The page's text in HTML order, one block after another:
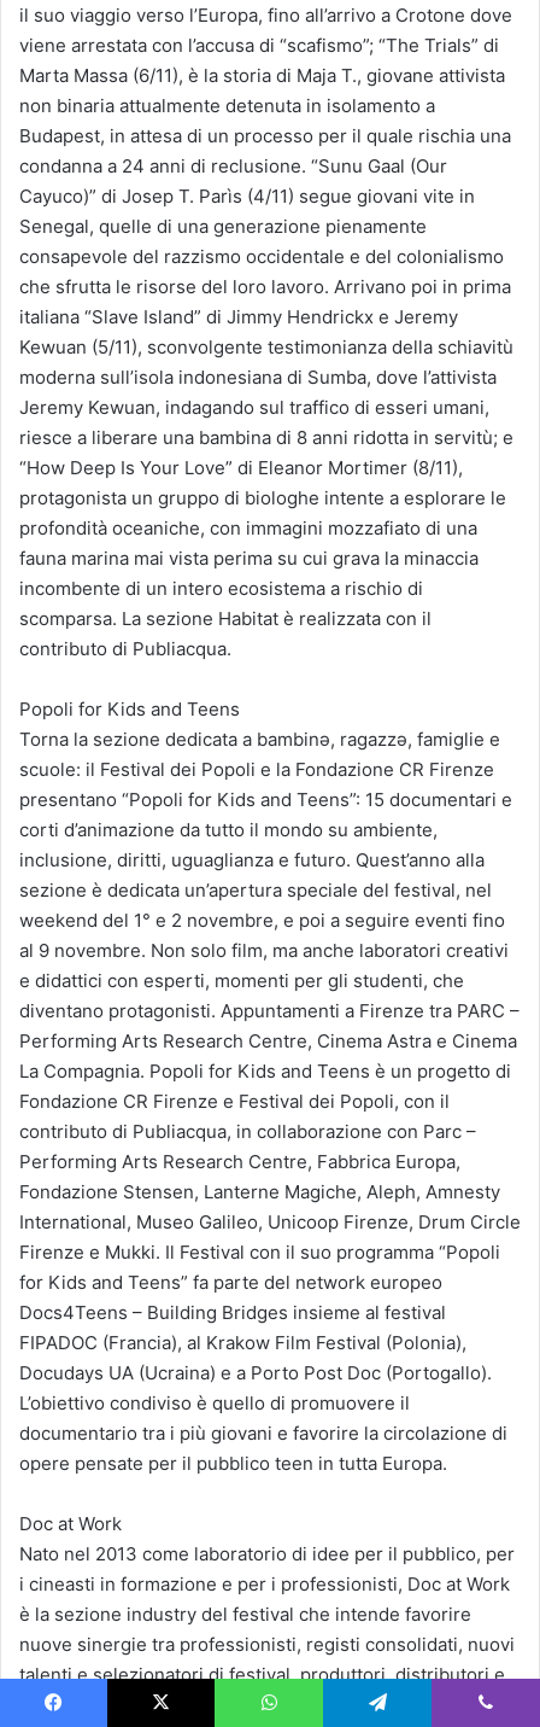
il suo viaggio verso l’Europa, fino all’arrivo a Crotone dove
viene arrestata con l’accusa di “scafismo”; “The Trials” di
Marta Massa (6/11), è la storia di Maja T., giovane attivista
non binaria attualmente detenuta in isolamento a
Budapest, in attesa di un processo per il quale rischia una
condanna a 24 anni di reclusione. “Sunu Gaal (Our
Cayuco)” di Josep T. Parìs (4/11) segue giovani vite in
Senegal, quelle di una generazione pienamente
consapevole del razzismo occidentale e del colonialismo
che sfrutta le risorse del loro lavoro. Arrivano poi in prima
italiana “Slave Island” di Jimmy Hendrickx e Jeremy
Kewuan (5/11), sconvolgente testimonianza della schiavitù
moderna sull’isola indonesiana di Sumba, dove l’attivista
Jeremy Kewuan, indagando sul traffico di esseri umani,
riesce a liberare una bambina di 8 anni ridotta in servitù; e
“How Deep Is Your Love” di Eleanor Mortimer (8/11),
protagonista un gruppo di biologhe intente a esplorare le
profondità oceaniche, con immagini mozzafiato di una
fauna marina mai vista perima su cui grava la minaccia
incombente di un intero ecosistema a rischio di
scomparsa. La sezione Habitat è realizzata con il
contributo di Publiacqua.
Popoli for Kids and Teens
Torna la sezione dedicata a bambinǝ, ragazzǝ, famiglie e
scuole: il Festival dei Popoli e la Fondazione CR Firenze
presentano “Popoli for Kids and Teens”: 15 documentari e
corti d’animazione da tutto il mondo su ambiente,
inclusione, diritti, uguaglianza e futuro. Quest’anno alla
sezione è dedicata un’apertura speciale del festival, nel
weekend del 1° e 2 novembre, e poi a seguire eventi fino
al 9 novembre. Non solo film, ma anche laboratori creativi
e didattici con esperti, momenti per gli studenti, che
diventano protagonisti. Appuntamenti a Firenze tra PARC –
Performing Arts Research Centre, Cinema Astra e Cinema
La Compagnia. Popoli for Kids and Teens è un progetto di
Fondazione CR Firenze e Festival dei Popoli, con il
contributo di Publiacqua, in collaborazione con Parc –
Performing Arts Research Centre, Fabbrica Europa,
Fondazione Stensen, Lanterne Magiche, Aleph, Amnesty
International, Museo Galileo, Unicoop Firenze, Drum Circle
Firenze e Mukki. Il Festival con il suo programma “Popoli
for Kids and Teens” fa parte del network europeo
Docs4Teens – Building Bridges insieme al festival
FIPADOC (Francia), al Krakow Film Festival (Polonia),
Docudays UA (Ucraina) e a Porto Post Doc (Portogallo).
L’obiettivo condiviso è quello di promuovere il
documentario tra i più giovani e favorire la circolazione di
opere pensate per il pubblico teen in tutta Europa.
Doc at Work
Nato nel 2013 come laboratorio di idee per il pubblico, per
i cineasti in formazione e per i professionisti, Doc at Work
è la sezione industry del festival che intende favorire
nuove sinergie tra professionisti, registi consolidati, nuovi
talenti e selezionatori di festival, produttori, distributori e
altri attori del settore. È lo spazio dedicato al cinema del